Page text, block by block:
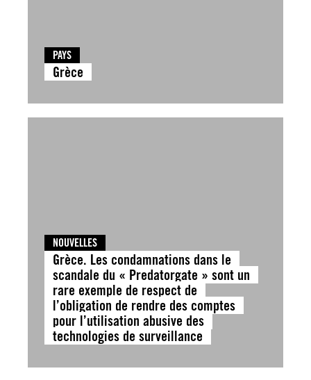
PAYS
Grèce
NOUVELLES
Grèce. Les condamnations dans le
scandale du « Predatorgate » sont un
rare exemple de respect de
l’obligation de rendre des comptes
pour l’utilisation abusive des
technologies de surveillance